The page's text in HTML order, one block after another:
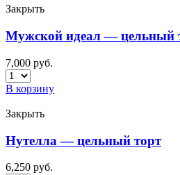
Закрыть
Мужской идеал — цельный
7,000 руб.
В корзину
Закрыть
Нутелла — цельный торт
6,250 руб.